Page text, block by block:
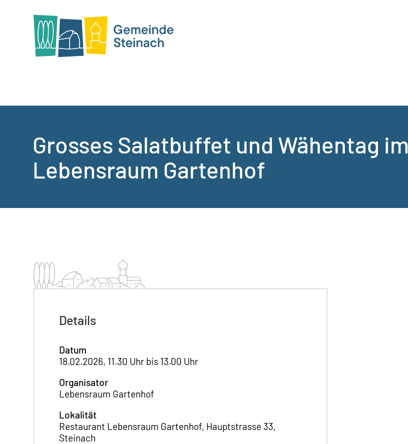
Grosses Salatbuffet und Wähentag im
Lebensraum Gartenhof
Details
Datum
18.02.2026, 11.30 Uhr bis 13.00 Uhr
Organisator
Lebensraum Gartenhof
Lokalität
Restaurant Lebensraum Gartenhof, Hauptstrasse 33,
Steinach